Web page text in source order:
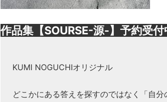
作品集【SOURSE-源-】予約受付
KUMI NOGUCHIオリジナル
どこかにある答えを探すのではなく「自分